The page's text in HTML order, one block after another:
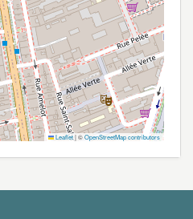
Leaflet|©OpenStreetMap contributors